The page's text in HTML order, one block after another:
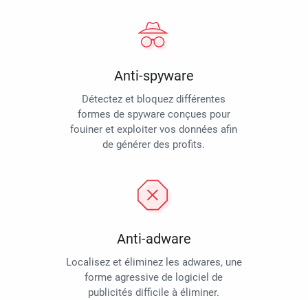
Anti-spyware
Détectez et bloquez différentes
formes de spyware conçues pour
fouiner et exploiter vos données afin
de générer des profits.
Anti-adware
Localisez et éliminez les adwares, une
forme agressive de logiciel de
publicités difficile à éliminer.